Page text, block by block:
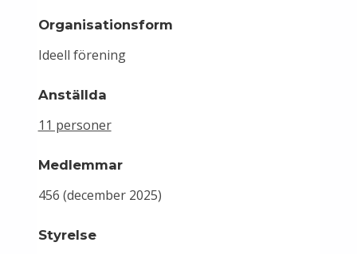
Organisationsform
Ideell förening
Anställda
11 personer
Medlemmar
456 (december 2025)
Styrelse